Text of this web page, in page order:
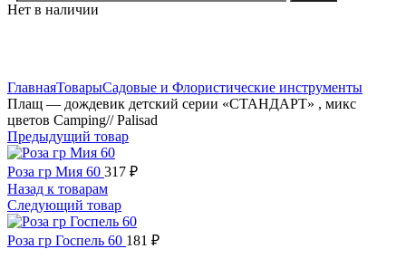
Нет в наличии
ГлавнаяТоварыСадовые и Флористические инструменты
Плащ — дождевик детский серии «СТАНДАРТ» , микс
цветов Camping// Palisad
Предыдущий товар
Роза гр Мия 60 317 ₽
Назад к товарам
Следующий товар
Роза гр Госпель 60 181 ₽